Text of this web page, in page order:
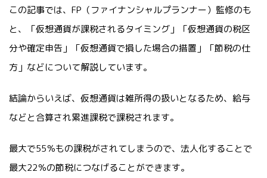
この記事では、FP（ファイナンシャルプランナー）監修のも
と、「仮想通貨が課税されるタイミング」「仮想通貨の税区
分や確定申告」「仮想通貨で損した場合の措置」「節税の仕
方」などについて解説しています。
結論からいえば、仮想通貨は雑所得の扱いとなるため、給与
などと合算され累進課税で課税されます。
最大で55％もの課税がされてしまうので、法人化することで
最大22％の節税につなげることができます。